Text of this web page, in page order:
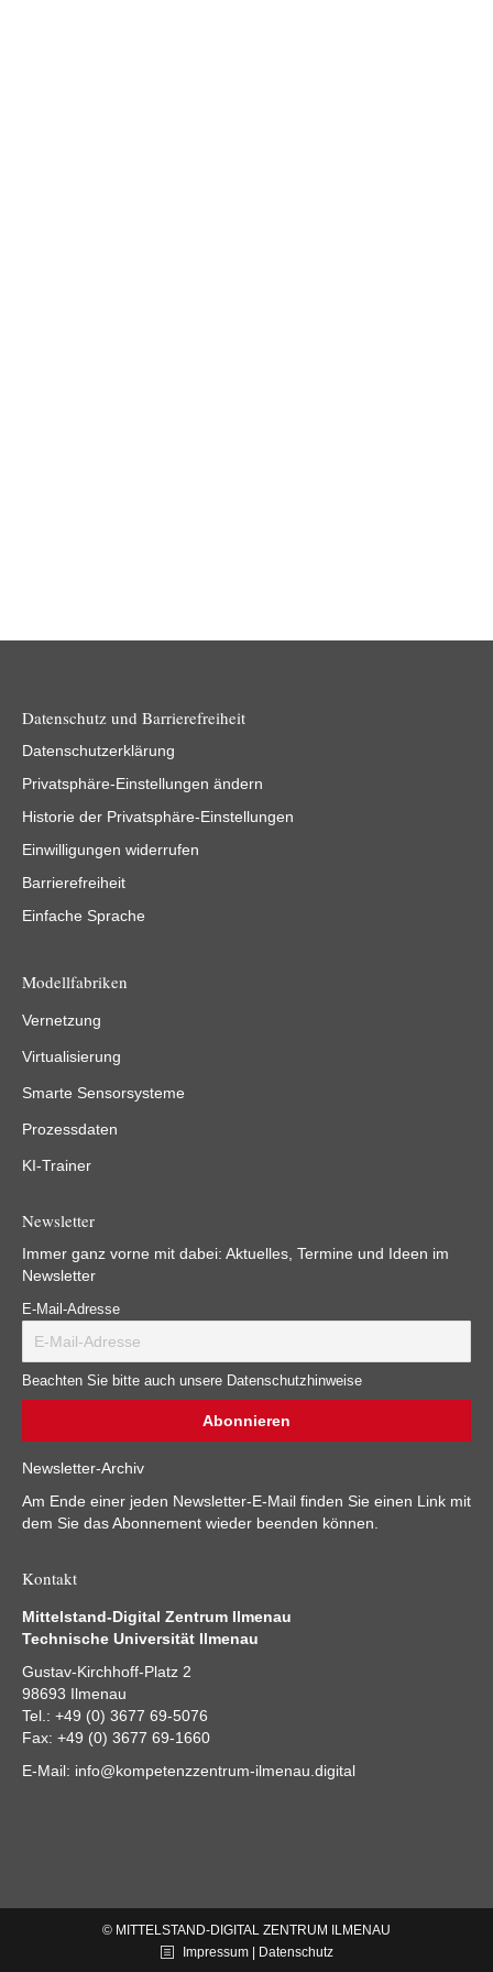
Datenschutz und Barrierefreiheit
Datenschutzerklärung
Privatsphäre-Einstellungen ändern
Historie der Privatsphäre-Einstellungen
Einwilligungen widerrufen
Barrierefreiheit
Einfache Sprache
Modellfabriken
Vernetzung
Virtualisierung
Smarte Sensorsysteme
Prozessdaten
KI-Trainer
Newsletter
Immer ganz vorne mit dabei: Aktuelles, Termine und Ideen im
Newsletter
E-Mail-Adresse
Beachten Sie bitte auch unsere Datenschutzhinweise
Newsletter-Archiv
Am Ende einer jeden Newsletter-E-Mail finden Sie einen Link mit
dem Sie das Abonnement wieder beenden können.
Kontakt
Mittelstand-Digital Zentrum Ilmenau
Technische Universität Ilmenau
Gustav-Kirchhoff-Platz 2
98693 Ilmenau
Tel.: +49 (0) 3677 69-5076
Fax: +49 (0) 3677 69-1660
E-Mail: info@kompetenzzentrum-ilmenau.digital
© MITTELSTAND-DIGITAL ZENTRUM ILMENAU
Impressum | Datenschutz